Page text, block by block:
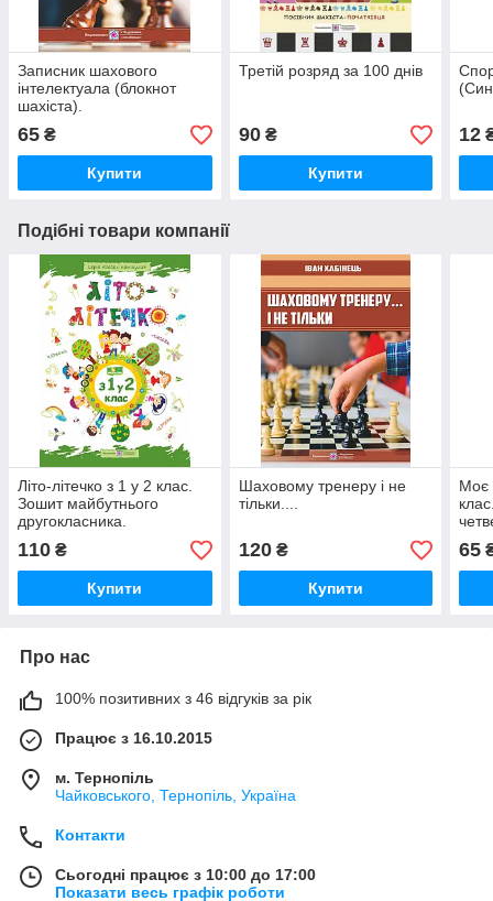
Записник шахового
інтелектуала (блокнот
шахіста).
65 ₴
Купити
Третій розряд за 100 днів
90₴
Купити
12
Подібні товари компанії
Літо-літечко з 1 у 2 клас.
Зошит майбутнього
другокласника.
110 ₴
Купити
Шаховому тренеру і не
тільки....
120₴
Купити
Моє
65
Про нас
100% позитивних з 46 відгуків за рік
Працює з 16.10.2015
м. Тернопіль
Чайковського, Тернопіль, Україна
Контакти
Сьогодні працює з 10:00 до 17:00
Показати весь графік роботи